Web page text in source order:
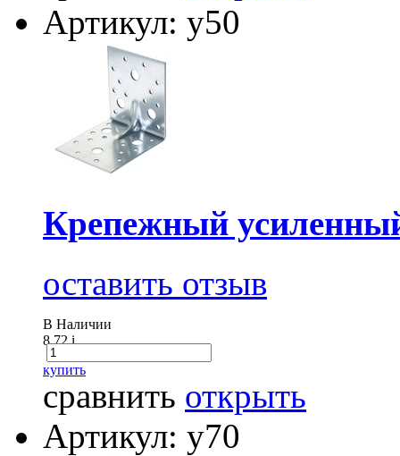
Артикул: у50
Крепежный
оставить отзыв
В Наличии
8.72i
купить
сравнить открыть
Артикул: у70